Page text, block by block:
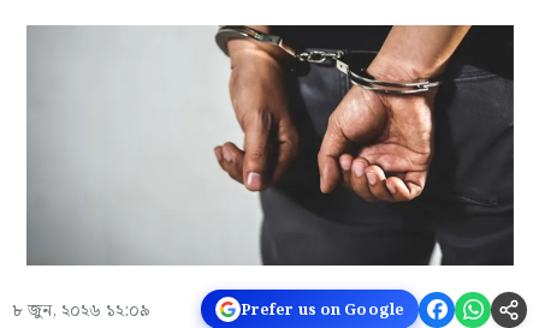
৮ জুন, ২০২৬ ১২:০৯ Prefer us on Google